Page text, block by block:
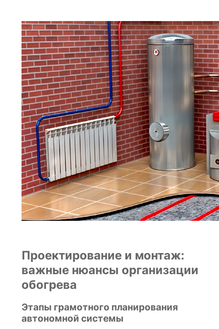
Проектирование и монтаж:
важные нюансы организации
обогрева
Этапы грамотного планирования
автономной системы